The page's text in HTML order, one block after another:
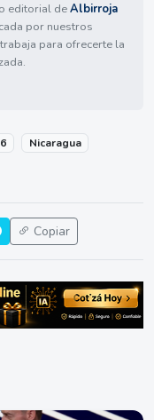
editorial deAlbirroja
por nuestros
para ofrecerte la
Nicaragua
Copiar